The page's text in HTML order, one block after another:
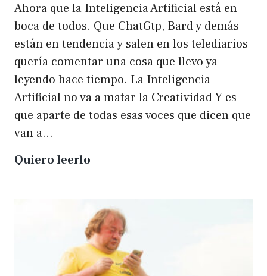
Ahora que la Inteligencia Artificial está en
boca de todos. Que ChatGtp, Bard y demás
están en tendencia y salen en los telediarios
quería comentar una cosa que llevo ya
leyendo hace tiempo. La Inteligencia
Artificial no va a matar la Creatividad Y es
que aparte de todas esas voces que dicen que
van a…
Quiero leerlo
matará
a
la
creatividad